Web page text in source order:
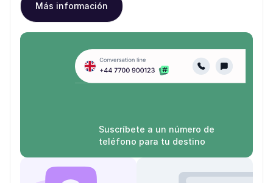
Más información
Suscríbete a un número de
teléfono para tu destino